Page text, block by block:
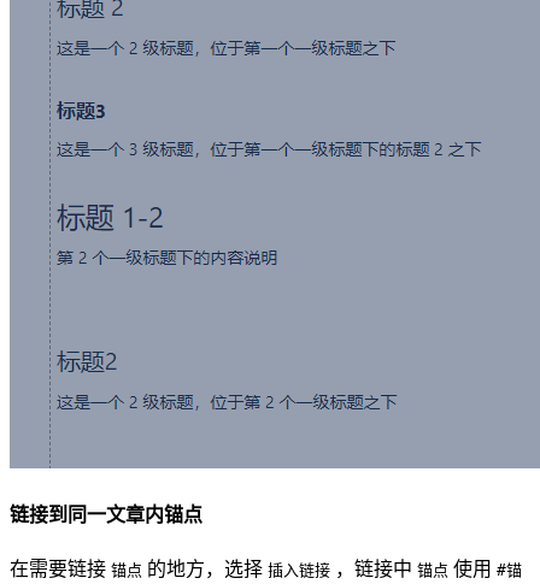
链接到同一文章内锚点
在需要链接 锚点 的地方，选择 插入链接 ，链接中 锚点 使用 #锚